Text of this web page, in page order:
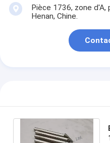
Pièce 1736, zone d'A,
Henan, Chine.